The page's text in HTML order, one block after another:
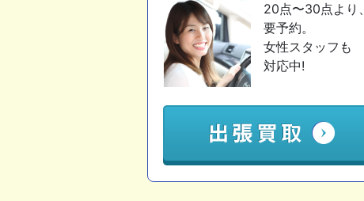
20点〜30点より、
要予約。
女性スタッフも
対応中!